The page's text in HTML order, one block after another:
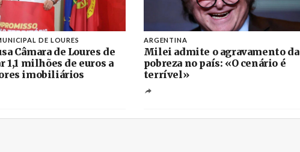
DE LOURES
Câmara de Loures de
1,1 milhões de euros a
imobiliários
ARGENTINA
Milei admite o agravamento da
pobreza no país: «O cenário é
terrível»